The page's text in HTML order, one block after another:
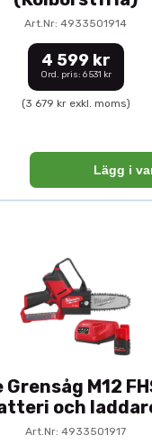
Art.Nr: 4933501914
4 599 kr
Ord. pris: 6 531 kr
(3 679 kr exkl. moms)
Lägg i
M12
och
Art.Nr: 4933501917